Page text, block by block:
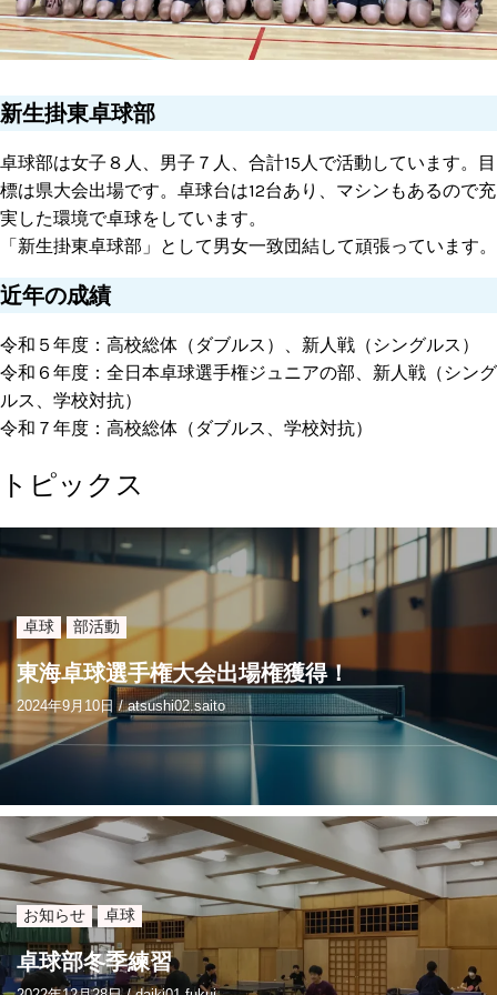
新生掛東卓球部
卓球部は女子８人、男子７人、合計15人で活動しています。目
標は県大会出場です。卓球台は12台あり、マシンもあるので充
実した環境で卓球をしています。
「新生掛東卓球部」として男女一致団結して頑張っています。
近年の成績
令和５年度：高校総体（ダブルス）、新人戦（シングルス）
令和６年度：全日本卓球選手権ジュニアの部、新人戦（シング
ルス、学校対抗）
令和７年度：高校総体（ダブルス、学校対抗）
トピックス
卓球 部活動
東海卓球選手権大会出場権獲得！
2024年9月10日 /atsushi02.saito
お知らせ 卓球
卓球部冬季練習